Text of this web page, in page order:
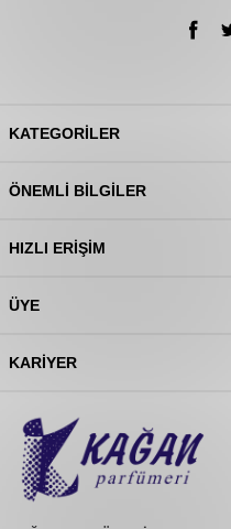
KATEGORILER
ÖNEMLI BILGILER
HIZLI ERIŞIM
ÜYE
KARIYER